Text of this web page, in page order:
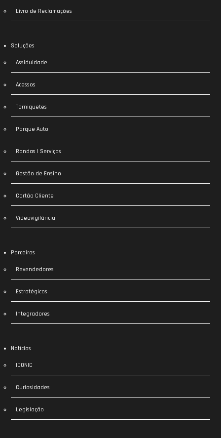
Livro de Reclamações
Soluções
Assiduidade
Acessos
Torniquetes
Parque Auto
Rondas | Serviços
Gestão de Ensino
Cartão Cliente
Videovigilância
Parceiros
Revendedores
Estratégicos
Integradores
Notícias
IDONIC
Curiosidades
Legislação